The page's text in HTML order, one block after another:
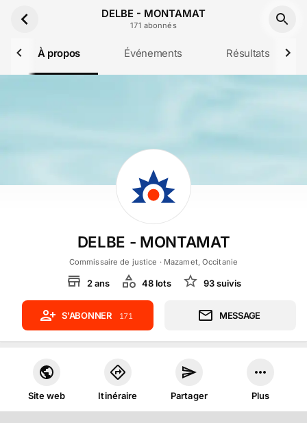
DELBE - MONTAMAT
171 abonnés
À propos Événements Résultats
DELBE - MONTAMAT
Commissaire de justice · Mazamet, Occitanie
2ans 48lots 93suivis
S'ABONNER 171 MESSAGE
Site web Itinéraire Partager Plus